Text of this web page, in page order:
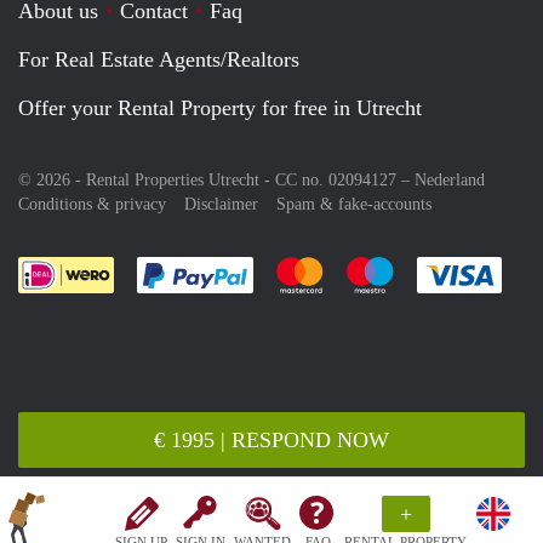
+
€ 1995 | RESPOND NOW
About us Contact
Faq
For Real Estate Agents/Realtors
Offer your Rental Property for free in Utrecht
© 2026 - Rental Properties Utrecht - CC no. 02094127 – Nederland
Conditions & privacy
Disclaimer Spam & fake-accounts
Pay easily with :payment method
Pay easily with :payment
Pay easily with